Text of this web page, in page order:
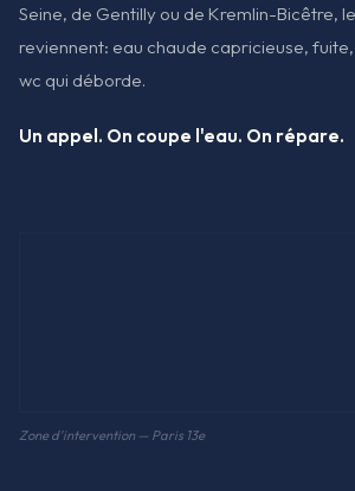
Seine, de Gentilly ou de Kremlin-Bicêtre,
reviennent: eau chaude capricieuse,
wc qui déborde.
Un appel. On coupe l'eau. On répare.
Zone d'intervention — Paris 13e